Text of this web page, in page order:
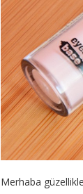
Merhaba